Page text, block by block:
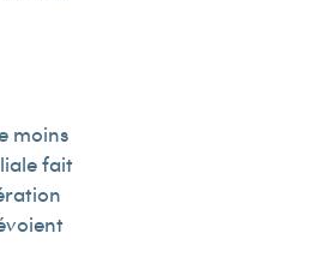
moins
fait